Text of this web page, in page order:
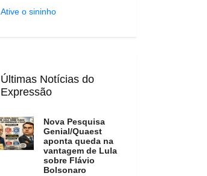
Ative o sininho
Últimas Notícias do
Expressão
Nova Pesquisa
Genial/Quaest
aponta queda na
vantagem de Lula
sobre Flávio
Bolsonaro